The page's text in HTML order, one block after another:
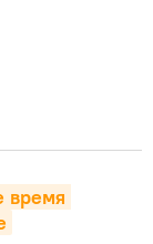
время